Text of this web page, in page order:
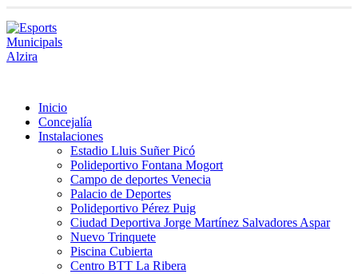
Inicio
Concejalía
Instalaciones
Estadio Lluis Suñer Picó
Polideportivo Fontana Mogort
Campo de deportes Venecia
Palacio de Deportes
Polideportivo Pérez Puig
Ciudad Deportiva Jorge Martínez Salvadores Aspar
Nuevo Trinquete
Piscina Cubierta
Centro BTT La Ribera